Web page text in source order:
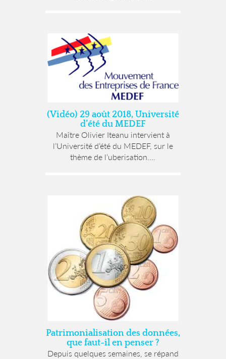
(Vidéo) 29 août 2018, Université
d’été du MEDEF
Maître Olivier Iteanu intervient à
l’Université d’été du MEDEF, sur le
thème de l’uberisation....
Patrimonialisation des données,
que faut-il en penser ?
Depuis quelques semaines, se répand